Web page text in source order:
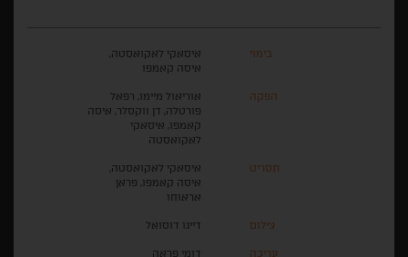
בימוי
איסאקי לאקואסטה,
איסה קאמפו
הפקה
אוריאול מיימו, רפאל
פורטלה, דן ווקסלר, איסה
קאמפו, איסאקי
לאקואסטה
תסריט
איסאקי לאקואסטה,
איסה קאמפו, פראן
אראוחו
צילום דייגו דוסואל
עריכה דומי פראה